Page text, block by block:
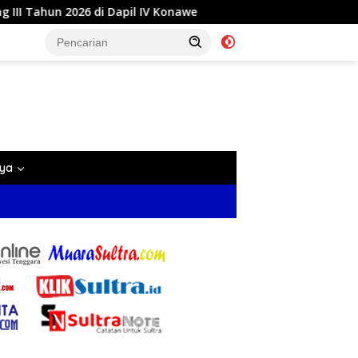
Reses di Labela, Anggota DPRD Sultra Dr